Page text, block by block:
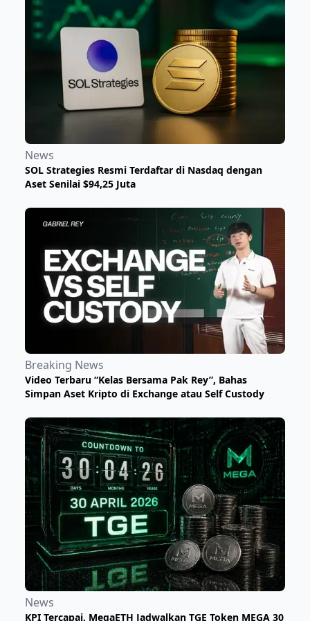
News
SOL Strategies Resmi Terdaftar di Nasdaq dengan
Aset Senilai $94,25 Juta
Breaking News
Video Terbaru “Kelas Bersama Pak Rey”, Bahas
Simpan Aset Kripto di Exchange atau Self Custody
News
KPI Tercapai, MegaETH Jadwalkan TGE Token MEGA 30